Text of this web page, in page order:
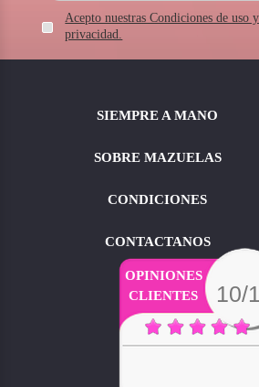
Acepto nuestras Condiciones de uso
privacidad.
SIEMPRE A MANO
SOBRE MAZUELAS
CONDICIONES
CONTACTANOS
OPINIONES
CLIENTES
10/